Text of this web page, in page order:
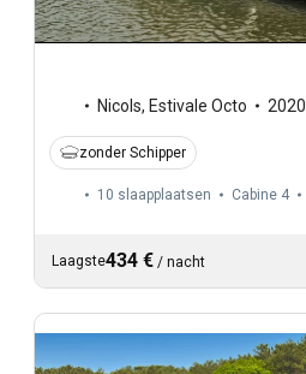
Nicols, Estivale Octo 2020
zonder Schipper
10 slaapplaatsen Cabine 4
Laagste434 € / nacht